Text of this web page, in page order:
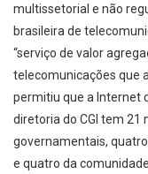
multissetorial e não
brasileira de
“serviço de valor
telecomunicações que
permitiu que a Internet
diretoria do CGI tem 21
governamentais,
e quatro da